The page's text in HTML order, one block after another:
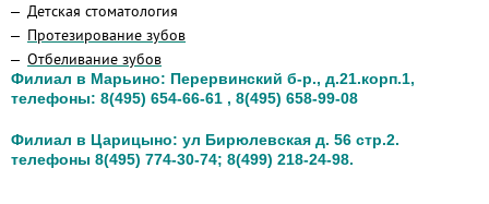
Детская стоматология
Протезирование зубов
Отбеливание зубов
Филиал в Марьино: Перервинский б-р., д.21.корп.1,
телефоны: 8(495) 654-66-61 , 8(495) 658-99-08
Филиал в Царицыно: ул Бирюлевская д. 56 стр.2.
телефоны 8(495) 774-30-74; 8(499) 218-24-98.